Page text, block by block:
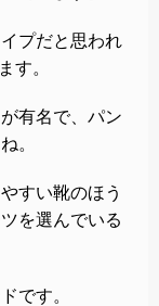
プだと思われ
す。
有名で、パン
。
すい靴のほう
を選んでいる
です。